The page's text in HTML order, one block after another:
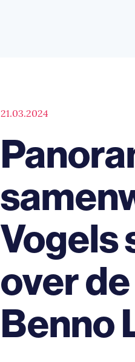
21.03.2024
Vogels
over
Benno